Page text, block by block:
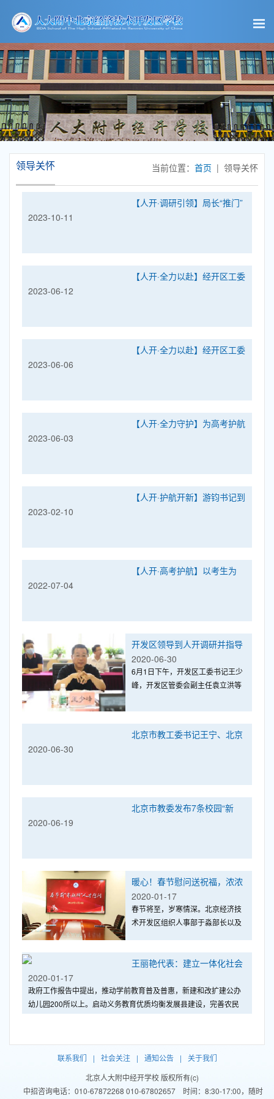
领导关怀 当前位置： 首页 | 领导关怀
【人开·调研引领】局长“推门”
2023-10-11
【人开·全力以赴】经开区工委
2023-06-12
【人开·全力以赴】经开区工委
2023-06-06
【人开·全力守护】为高考护航
2023-06-03
【人开·护航开新】游钧书记到
2023-02-10
【人开·高考护航】以考生为
2022-07-04
开发区领导到人开调研并指导
工作
2020-06-30
6月1日下午，开发区工委书记王少
峰，开发区管委会副主任袁立洪等
育发展座谈会。
北京市教工委书记王宁、北京
2020-06-30
北京市教委发布7条校园“新
2020-06-19
暖心！春节慰问送祝福，浓浓
关爱暖人心——于淼部长慰问
我校“亦麒麟”人才
2020-01-17
春节将至，岁寒情深。北京经济技
术开发区组织人事部于淼部长以及
位“新创工程··亦麒麟”人才。于淼部
怀，表达了对老师们美好的新春祝
福。
王丽艳代表：建立一体化社会
2020-01-17
政府工作报告中提出，推动学前教育普及普惠，新建和改扩建公办
幼儿园200所以上。启动义务教育优质均衡发展县建设，完善农民
工随迁子女义务教育入学政策。“作为教育工作者，
联系我们 | 社会关注 | 通知公告 |
关于我们
北京人大附中经开学校 版权所有(c)
中招咨询电话：010-67872268 010-67802657 时间：8:30-17:00，随时